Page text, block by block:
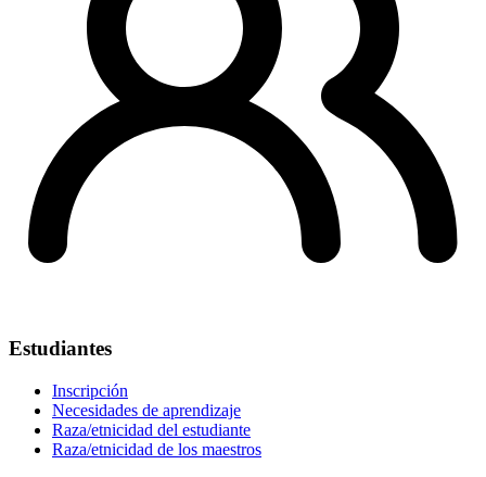
Estudiantes
Inscripción
Necesidades de aprendizaje
Raza/etnicidad del estudiante
Raza/etnicidad de los maestros